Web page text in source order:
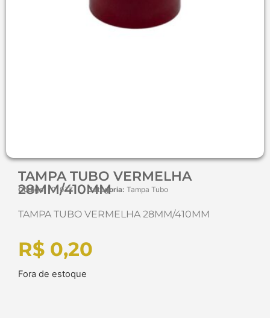
TAMPA TUBO VERMELHA
28MM/410MM
Código: 101077 Categoria: Tampa Tubo
TAMPA TUBO VERMELHA 28MM/410MM
R$ 0,20
Fora de estoque